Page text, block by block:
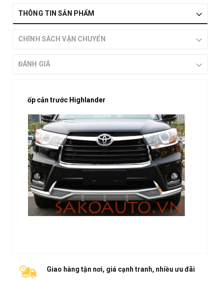
THÔNG TIN SẢN PHẨM
CHÍNH SÁCH VẬN CHUYỂN
ĐÁNH GIÁ
ốp cản trước Highlander
Giao hàng tận nơi, giá cạnh tranh, nhiều ưu đãi